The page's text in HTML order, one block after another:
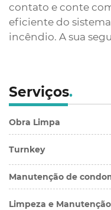
contato e conte
eficiente do
incêndio. A sua
Serviços.
Obra Limpa
Turnkey
Manutenção de
Limpeza e